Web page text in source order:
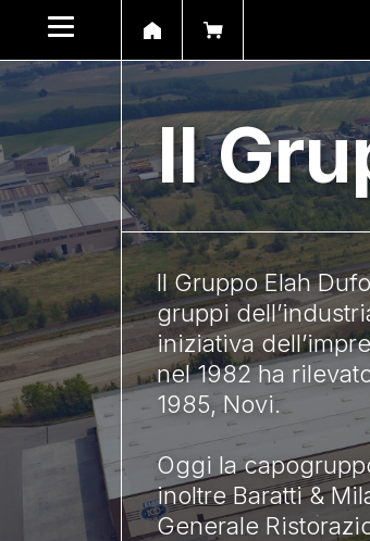
Il
Il Gruppo Elah
gruppi
iniziativa
nel 1982 ha
1985, Novi.
Oggi la
inoltre Baratti &
Generale